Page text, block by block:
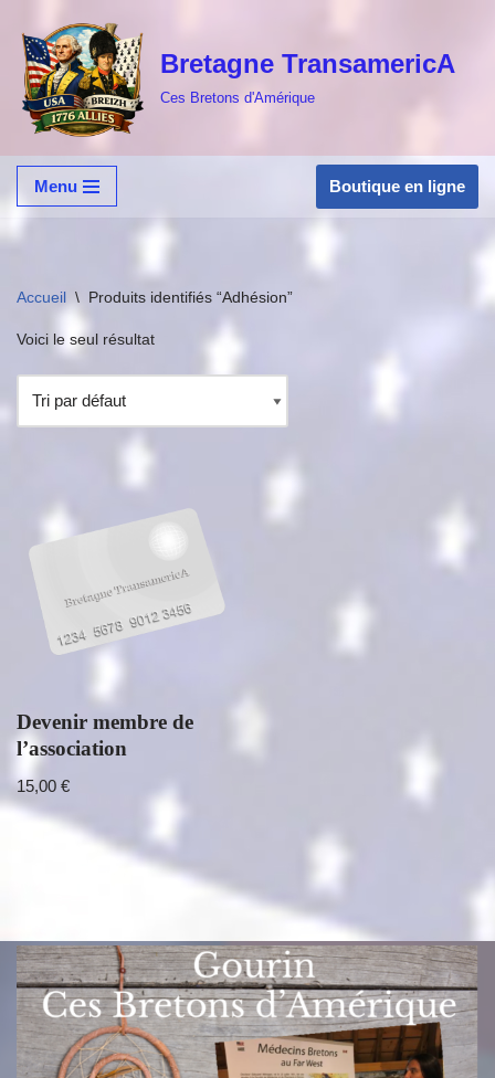
Aller
au
contenu
Bretagne TransamericA
Ces Bretons d'Amérique
Menu Boutique en ligne
Accueil \ Produits identifiés “Adhésion”
Voici le seul résultat
Devenir membre de
l’association
15,00 €